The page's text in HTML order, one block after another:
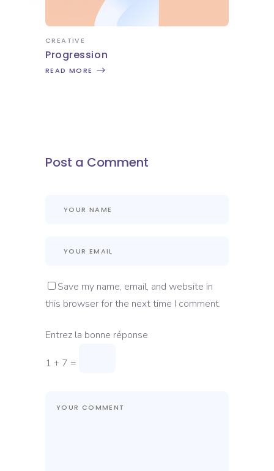
CREATIVE
Progression
READ MORE
Post a Comment
Save my name, email, and website in
this browser for the next time I comment.
Entrez la bonne réponse
1 + 7 =